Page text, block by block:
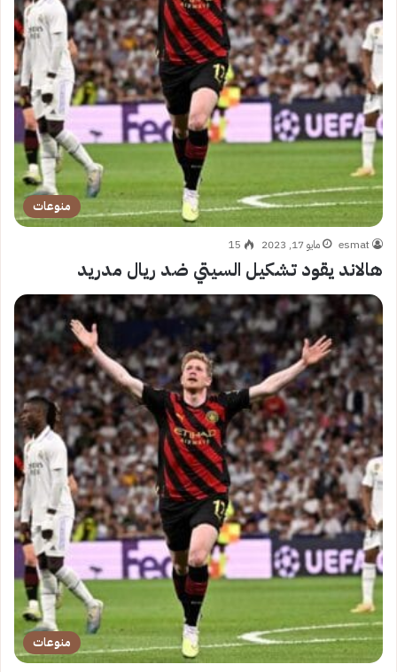
منوعات
esmat مايو 17, 2023 15
هالاند يقود تشكيل السيتي ضد ريال مدريد
منوعات